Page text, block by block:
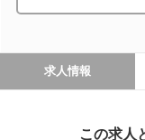
求人情報
この求人